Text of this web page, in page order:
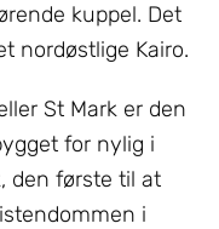
kuppel. Det
nordøstlige Kairo.
St Mark er den
for nylig i
den første til at
i